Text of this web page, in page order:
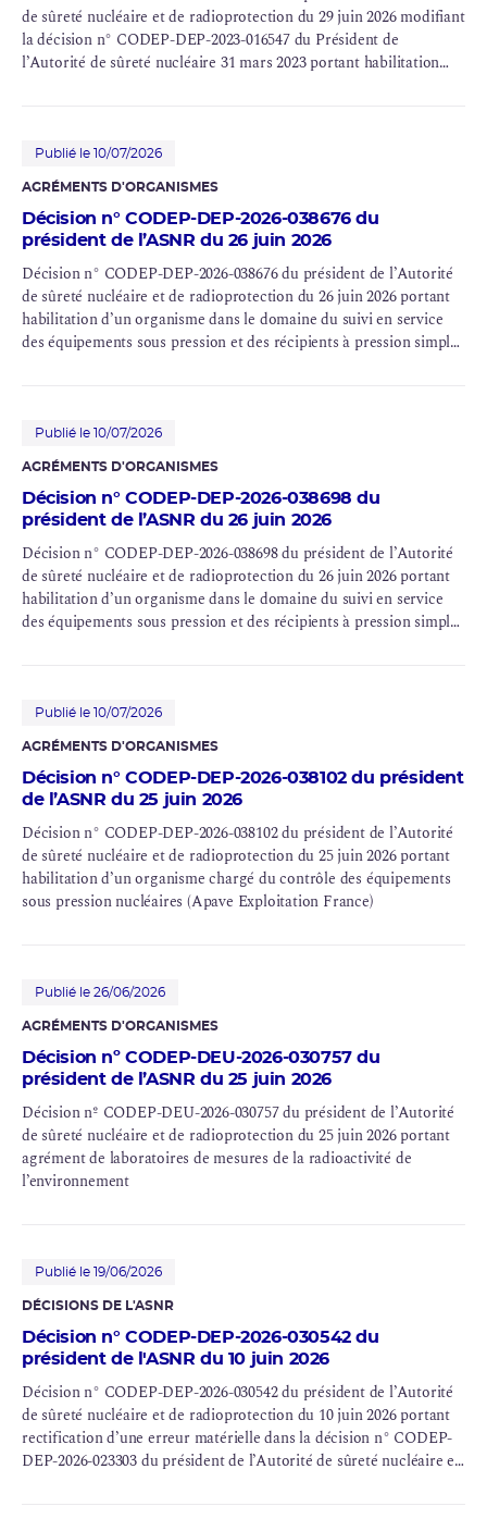
de sûreté nucléaire et de radioprotection du 29 juin 2026 modifiant
la décision n° CODEP-DEP-2023-016547 du Président de
l’Autorité de sûreté nucléaire 31 mars 2023 portant habilitation
Publié le 10/07/2026
AGRÉMENTS D'ORGANISMES
Décision n° CODEP-DEP-2026-038676 du
président de l’ASNR du 26 juin 2026
Décision n° CODEP-DEP-2026-038676 du président de l’Autorité
de sûreté nucléaire et de radioprotection du 26 juin 2026 portant
habilitation d’un organisme dans le domaine du suivi en service
des équipements sous pression et des récipients à pression simples
Publié le 10/07/2026
AGRÉMENTS D'ORGANISMES
Décision n° CODEP-DEP-2026-038698 du
président de l’ASNR du 26 juin 2026
Décision n° CODEP-DEP-2026-038698 du président de l’Autorité
de sûreté nucléaire et de radioprotection du 26 juin 2026 portant
habilitation d’un organisme dans le domaine du suivi en service
des équipements sous pression et des récipients à pression simples
Publié le 10/07/2026
AGRÉMENTS D'ORGANISMES
Décision n° CODEP-DEP-2026-038102 du président
de l’ASNR du 25 juin 2026
Décision n° CODEP-DEP-2026-038102 du président de l’Autorité
de sûreté nucléaire et de radioprotection du 25 juin 2026 portant
habilitation d’un organisme chargé du contrôle des équipements
sous pression nucléaires (Apave Exploitation France)
Publié le 26/06/2026
AGRÉMENTS D'ORGANISMES
Décision nº CODEP-DEU-2026-030757 du
président de l’ASNR du 25 juin 2026
Décision nº CODEP-DEU-2026-030757 du président de l’Autorité
de sûreté nucléaire et de radioprotection du 25 juin 2026 portant
agrément de laboratoires de mesures de la radioactivité de
l’environnement
Publié le 19/06/2026
DÉCISIONS DE L'ASNR
Décision n° CODEP-DEP-2026-030542 du
président de l'ASNR du 10 juin 2026
Décision n° CODEP-DEP-2026-030542 du président de l’Autorité
de sûreté nucléaire et de radioprotection du 10 juin 2026 portant
rectification d’une erreur matérielle dans la décision n° CODEP-
DEP-2026-023303 du président de l’Autorité de sûreté nucléaire et